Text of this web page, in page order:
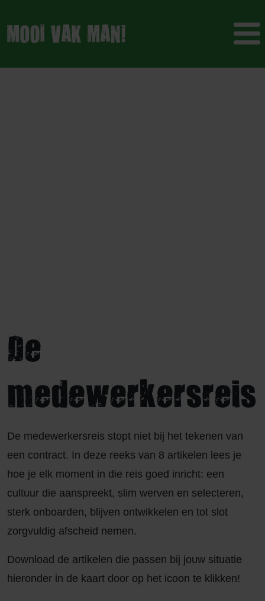
De
medewerkersreis
De medewerkersreis stopt niet bij het tekenen van
een contract. In deze reeks van 8 artikelen lees je
hoe je elk moment in die reis goed inricht: een
cultuur die aanspreekt, slim werven en selecteren,
sterk onboarden, blijven ontwikkelen en tot slot
zorgvuldig afscheid nemen.
Download de artikelen die passen bij jouw situatie
hieronder in de kaart door op het icoon te klikken!